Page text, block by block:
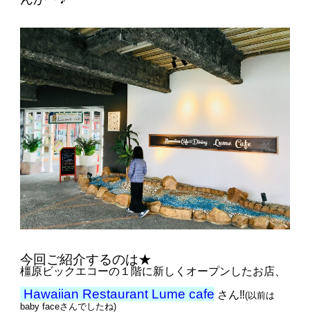
今回ご紹介するのは★
橿原ビックエコーの１階に新しくオープンしたお店、
Hawaiian Restaurant Lume cafe さん‼︎(以前は
baby faceさんでしたね)